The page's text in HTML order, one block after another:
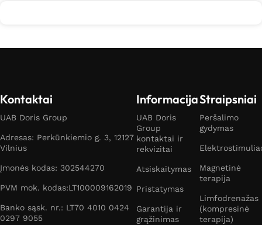
Kontaktai
UAB Doris Group
Adresas: Perkūnkiemio g. 3, 12127
Vilnius
Įmonės kodas: 302544270
PVM mok. kodas:LT100009162019
Banko sąsk. nr.: LT70 4010 0424
0297 9055
Informacija
UAB Doris
Group
kontaktai ir
rekvizitai
Atsiskaitymas
Pristatymas
Garantija ir
grąžinimas
Straipsniai
Peršalimo
gydymas
Magnetinė
terapija
Limfodrenažas
(kompresinė
terapija)